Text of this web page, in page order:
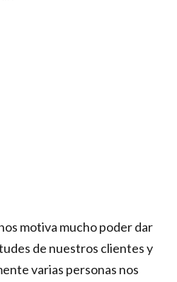
motiva mucho poder dar
de nuestros clientes y
varias personas nos